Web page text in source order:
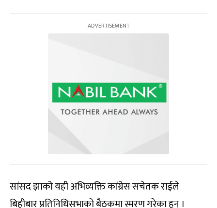
सांसद झाको यही अभिव्यक्ति कांग्रेस सचेतक राईले
बिहीबार प्रतिनिधिसभाको बैठकमा स्मरण गरेका हुन् ।